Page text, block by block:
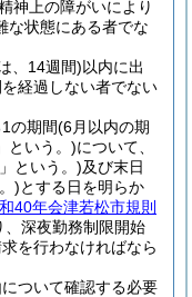
神上の障がいにより
な状態にある者でな
、14週間)以内に出
経過しない者でない
の期間(6月以内の期
という。)について、
という。)及び末日
)とする日を明らか
40年会津若松市規則
、深夜勤務制限開始
を行わなければなら
ついて確認する必要